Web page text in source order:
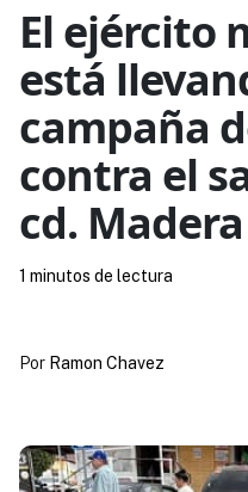
El ejército
está
campaña
contra el
cd. Madera
Por Ramon Chavez
1 minutos de lectura